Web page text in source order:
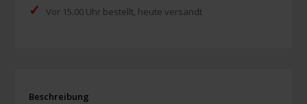
✓ Vor 15.00 Uhr bestellt, heute versandt
Beschreibung